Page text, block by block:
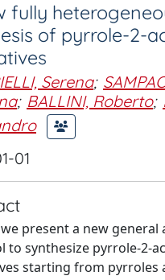
fully
of pyrrole-2-
Serena;
; BALLINI, Roberto;
01
present a new general
to synthesize pyrrole-2-
starting from pyrroles